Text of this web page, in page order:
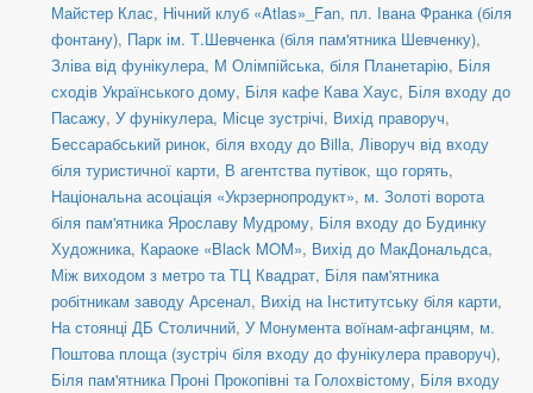
Майстер Клас, Нічний клуб «Atlas»_Fan, пл. Івана Франка (біля
фонтану), Парк ім. Т.Шевченка (біля пам'ятника Шевченку),
Зліва від фунікулера, М Олімпійська, біля Планетарію, Біля
сходів Українського дому, Біля кафе Кава Хаус, Біля входу до
Пасажу, У фунікулера, Місце зустрічі, Вихід праворуч,
Бессарабський ринок, біля входу до Billa, Ліворуч від входу
біля туристичної карти, В агентства путівок, що горять,
Національна асоціація «Укрзернопродукт», м. Золоті ворота
біля пам'ятника Ярославу Мудрому, Біля входу до Будинку
Художника, Караоке «Black MOM», Вихід до МакДональдса,
Між виходом з метро та ТЦ Квадрат, Біля пам'ятника
робітникам заводу Арсенал, Вихід на Інститутську біля карти,
На стоянці ДБ Столичний, У Монумента воїнам-афганцям, м.
Поштова площа (зустріч біля входу до фунікулера праворуч),
Біля пам'ятника Проні Прокопівні та Голохвістому, Біля входу